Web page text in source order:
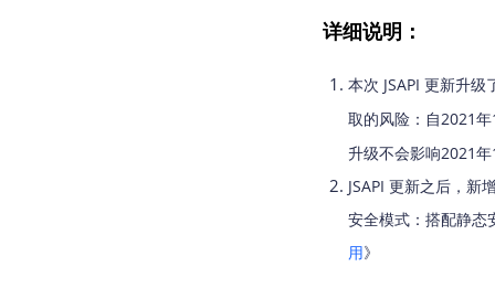
详细说明：
本次 JSAPI 更新升
取的风险：自2021
升级不会影响2021
JSAPI 更新之后，新
安全模式：搭配静态
用》